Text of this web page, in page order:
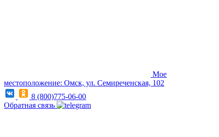
Мое
местоположение: Омск, ул. Семиреченская, 102
8 (800)775-06-00
Обратная связь